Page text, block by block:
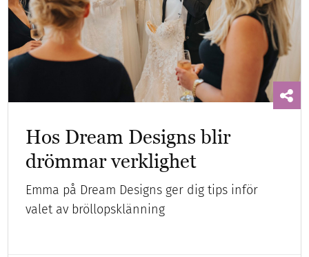
Hos Dream Designs blir
drömmar verklighet
Emma på Dream Designs ger dig tips inför
valet av bröllopsklänning